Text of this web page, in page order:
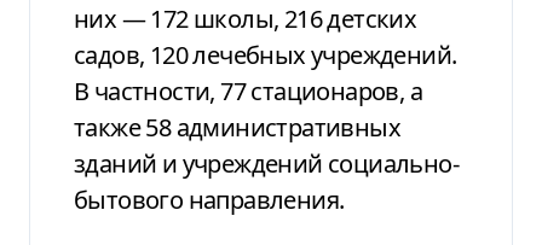
них — 172 школы, 216 детских
садов, 120 лечебных учреждений.
В частности, 77 стационаров, а
также 58 административных
зданий и учреждений социально-
бытового направления.